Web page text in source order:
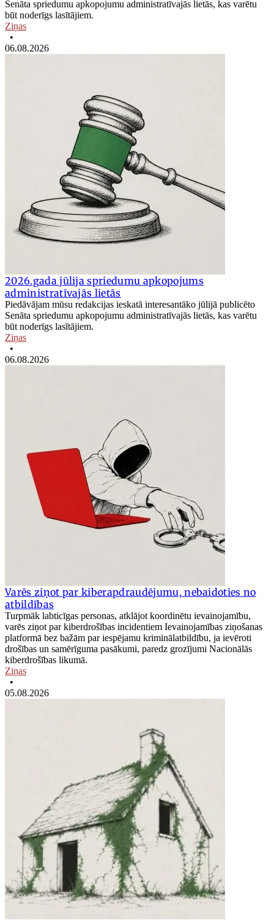
Senāta spriedumu apkopojumu administratīvajās lietās, kas varētu
būt noderīgs lasītājiem.
Ziņas
•
06.08.2026
2026.gada jūlija spriedumu apkopojums
administratīvajās lietās
Piedāvājam mūsu redakcijas ieskatā interesantāko jūlijā publicēto
Senāta spriedumu apkopojumu administratīvajās lietās, kas varētu
būt noderīgs lasītājiem.
Ziņas
•
06.08.2026
Varēs ziņot par kiberapdraudējumu, nebaidoties no
atbildības
Turpmāk labticīgas personas, atklājot koordinētu ievainojamību,
varēs ziņot par kiberdrošības incidentiem Ievainojamības ziņošanas
platformā bez bažām par iespējamu kriminālatbildību, ja ievēroti
drošības un samērīguma pasākumi, paredz grozījumi Nacionālās
kiberdrošības likumā.
Ziņas
•
05.08.2026